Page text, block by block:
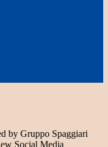
by Gruppo Spaggiari
Social Media